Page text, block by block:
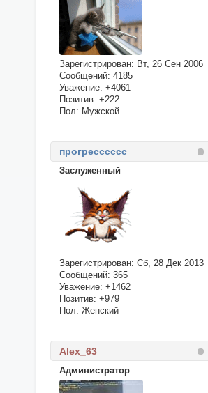
Зарегистрирован: Вт, 26 Сен 2006
Сообщений: 4185
Уважение: +4061
Позитив: +222
Пол: Мужской
прогресссссс
Заслуженный
Зарегистрирован: Сб, 28 Дек 2013
Сообщений: 365
Уважение: +1462
Позитив: +979
Пол: Женский
Alex_63
Администратор